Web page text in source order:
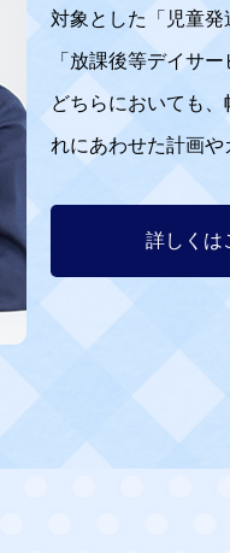
対象とした「児童
「放課後等デイサ
どちらにおいても
れにあわせた計画や
詳しくは